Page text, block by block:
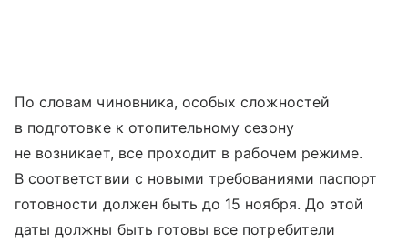
По словам чиновника, особых сложностей
в подготовке к отопительному сезону
не возникает, все проходит в рабочем режиме.
В соответствии с новыми требованиями паспорт
готовности должен быть до 15 ноября. До этой
даты должны быть готовы все потребители